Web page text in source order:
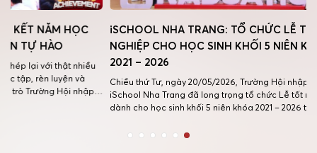
HỌC
thật nhiều
luyện và
Hội nhập
iSCHOOL NHA TRANG: TỔ CHỨC LỄ TỐT
NGHIỆP CHO HỌC SINH KHỐI 5 NIÊN KHÓA
2021 – 2026
Chiều thứ Tư, ngày 20/05/2026, Trường Hội nhập Quốc tế
iSchool Nha Trang đã long trọng tổ chức Lễ tốt nghiệp
dành cho học sinh khối 5 niên khóa 2021 – 2026 trong không
Quý thầy cô, Quý phụ huynh và […]